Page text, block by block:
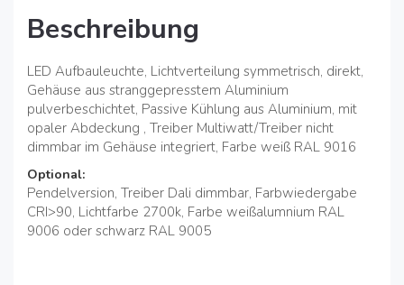
Beschreibung
LED Aufbauleuchte, Lichtverteilung symmetrisch, direkt,
Gehäuse aus stranggepresstem Aluminium
pulverbeschichtet, Passive Kühlung aus Aluminium, mit
opaler Abdeckung , Treiber Multiwatt/Treiber nicht
dimmbar im Gehäuse integriert, Farbe weiß RAL 9016
Optional:
Pendelversion, Treiber Dali dimmbar, Farbwiedergabe
CRI>90, Lichtfarbe 2700k, Farbe weißalumnium RAL
9006 oder schwarz RAL 9005